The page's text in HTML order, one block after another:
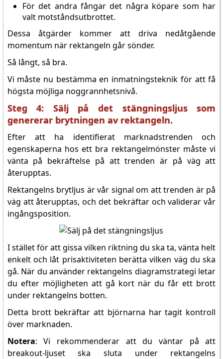
För det andra fångar det några köpare som har
valt motståndsutbrottet.
Dessa åtgärder kommer att driva nedåtgående
momentum när rektangeln går sönder.
Så långt, så bra.
Vi måste nu bestämma en inmatningsteknik för att få
högsta möjliga noggrannhetsnivå.
Steg 4: Sälj på det stängningsljus som
genererar brytningen av rektangeln.
Efter att ha identifierat marknadstrenden och
egenskaperna hos ett bra rektangelmönster måste vi
vänta på bekräftelse på att trenden är på väg att
återupptas.
Rektangelns brytljus är vår signal om att trenden är på
väg att återupptas, och det bekräftar och validerar vår
ingångsposition.
I stället för att gissa vilken riktning du ska ta, vänta helt
enkelt och låt prisaktiviteten berätta vilken väg du ska
gå. När du använder rektangelns diagramstrategi letar
du efter möjligheten att gå kort när du får ett brott
under rektangelns botten.
Detta brott bekräftar att björnarna har tagit kontroll
över marknaden.
Notera: Vi rekommenderar att du väntar på att
breakout-ljuset ska sluta under rektangelns